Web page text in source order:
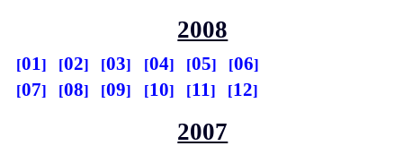
2008
01 02 03 04 05
06
07
08 09 10 11 12
2007